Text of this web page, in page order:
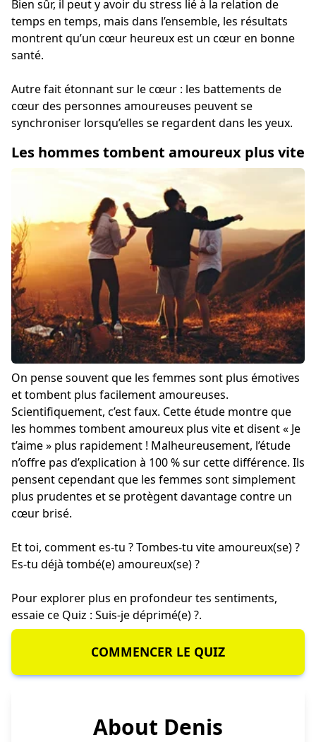
Bien sûr, il peut y avoir du stress lié à la relation de
temps en temps, mais dans l’ensemble, les résultats
montrent qu’un cœur heureux est un cœur en bonne
santé.
Autre fait étonnant sur le cœur : les battements de
cœur des personnes amoureuses peuvent se
synchroniser lorsqu’elles se regardent dans les yeux.
Les hommes tombent amoureux plus vite
On pense souvent que les femmes sont plus émotives
et tombent plus facilement amoureuses.
Scientifiquement, c’est faux. Cette étude montre que
les hommes tombent amoureux plus vite et disent « Je
t’aime » plus rapidement ! Malheureusement, l’étude
n’offre pas d’explication à 100 % sur cette différence. Ils
pensent cependant que les femmes sont simplement
plus prudentes et se protègent davantage contre un
cœur brisé.
Et toi, comment es-tu ? Tombes-tu vite amoureux(se) ?
Es-tu déjà tombé(e) amoureux(se) ?
Pour explorer plus en profondeur tes sentiments,
essaie ce Quiz : Suis-je déprimé(e) ?.
COMMENCER LE QUIZ
About Denis